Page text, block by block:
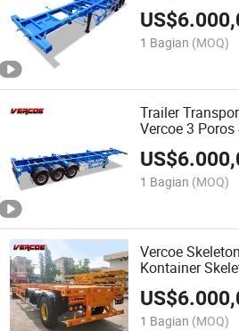
US$
1 Bagian (MOQ)
Trailer
Vercoe 3
Gooseneck
US$
1 Bagian (MOQ)
Vercoe
Kontainer
Kontainer
US$
1 Bagian (MOQ)